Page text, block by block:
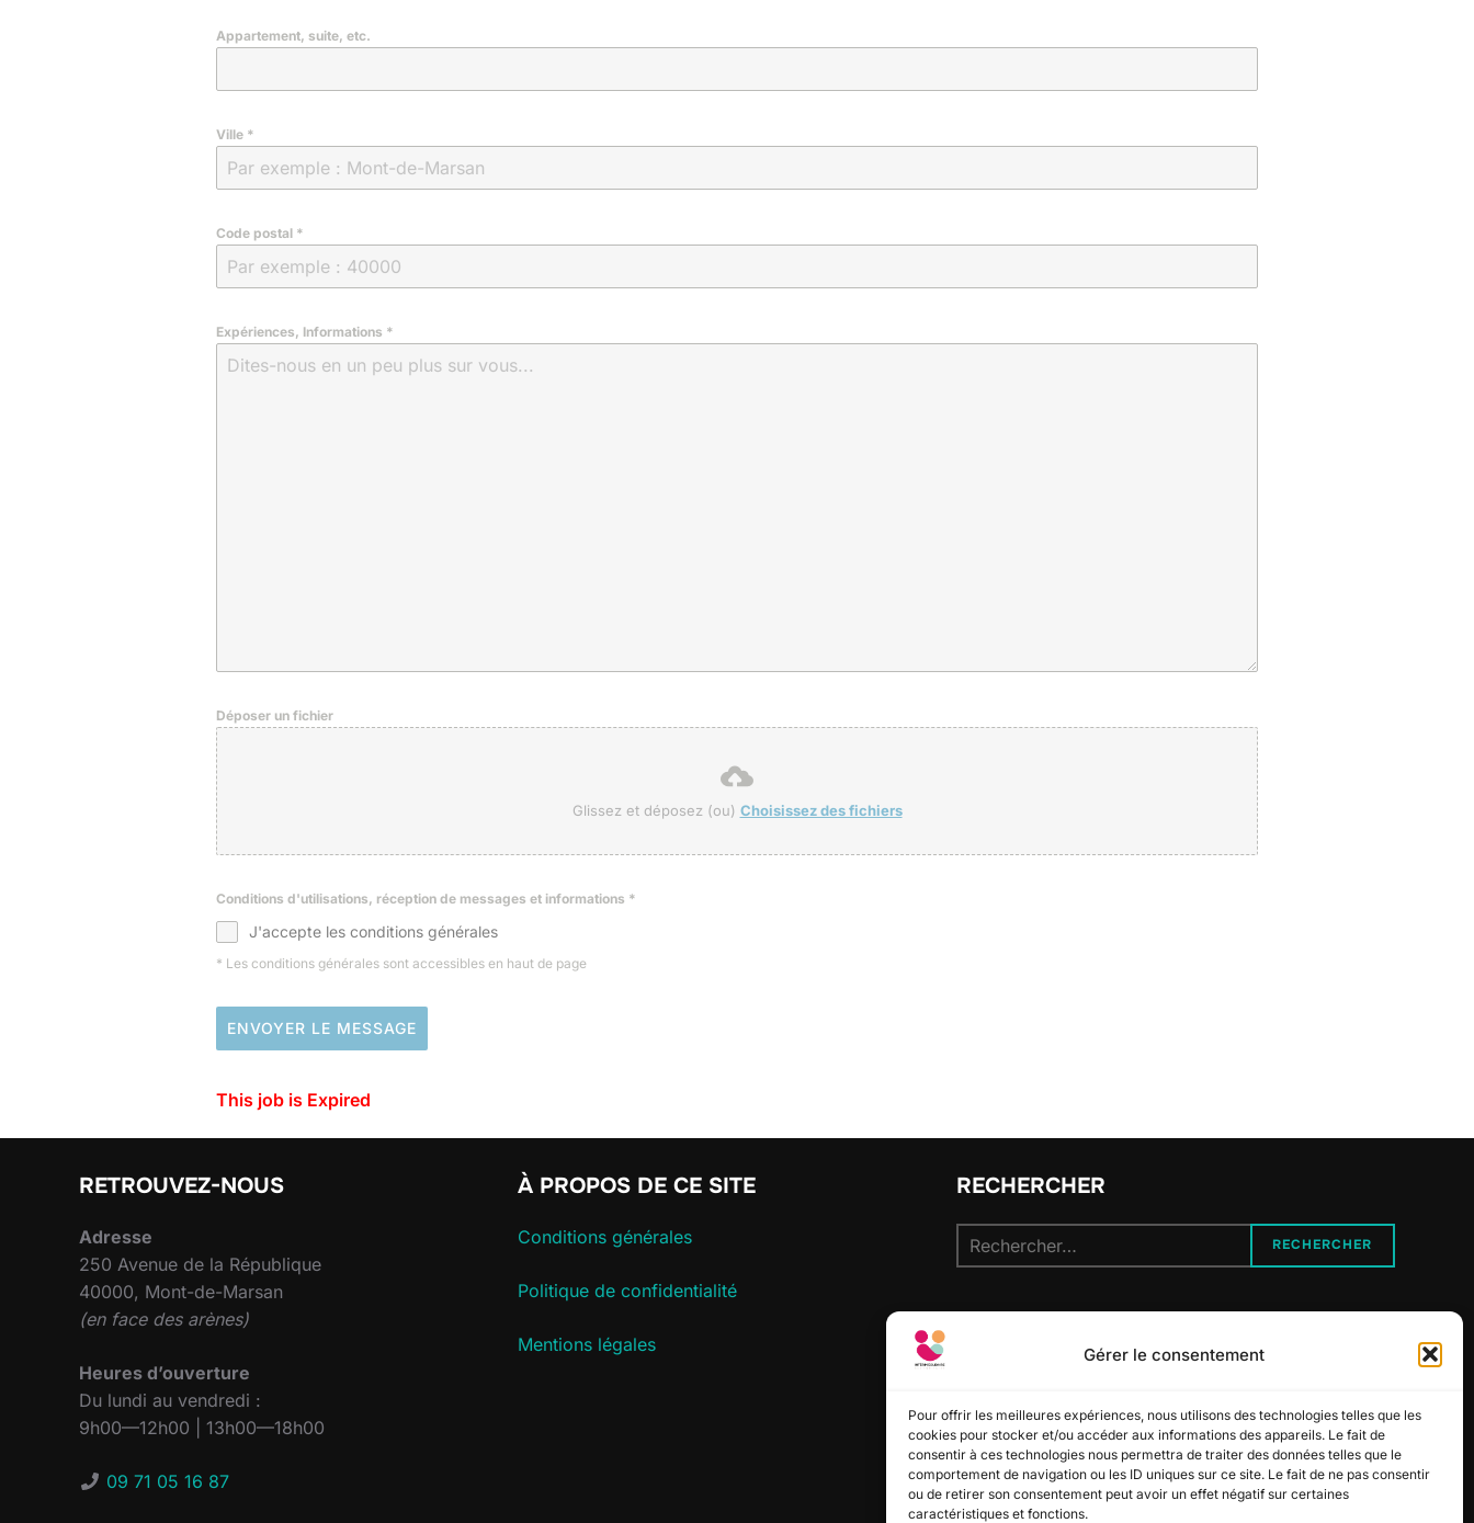
Gérer le consentement
Pour offrir les meilleures expériences, nous utilisons des technologies telles que les
cookies pour stocker et/ou accéder aux informations des appareils. Le fait de
consentir à ces technologies nous permettra de traiter des données telles que le
comportement de navigation ou les ID uniques sur ce site. Le fait de ne pas consentir
ou de retirer son consentement peut avoir un effet négatif sur certaines
caractéristiques et fonctions.
Appartement, suite, etc.
Ville *
Code postal *
Expériences, Informations *
Déposer un fichier
Glissez et déposez (ou) Choisissez des fichiers
Conditions d'utilisations, réception de messages et informations *
J'accepte les conditions générales
* Les conditions générales sont accessibles en haut de page
ENVOYER LE MESSAGE
This job is Expired
RETROUVEZ-NOUS
Adresse
250 Avenue de la République
40000, Mont-de-Marsan
(en face des arènes)
Heures d’ouverture
Du lundi au vendredi :
9h00—12h00 | 13h00—18h00
09 71 05 16 87
À PROPOS DE CE SITE
Conditions générales
Politique de confidentialité
Mentions légales
RECHERCHER
Recherche
pour :
RECHERCHER